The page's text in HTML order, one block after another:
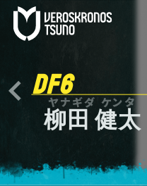
DF6
ヤナギダ ケンタ
柳田 健太